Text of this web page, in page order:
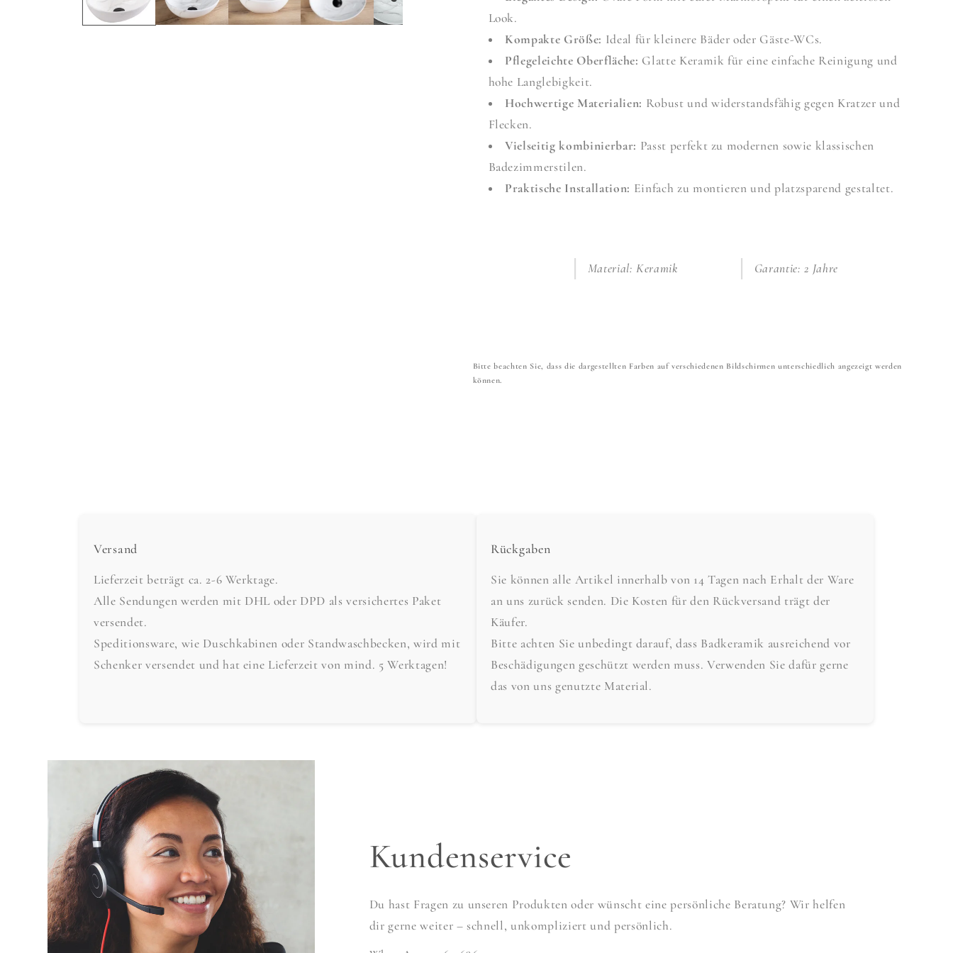
Look.
Kompakte Größe: Ideal für kleinere Bäder oder Gäste-WCs.
Pflegeleichte Oberfläche: Glatte Keramik für eine einfache Reinigung und
hohe Langlebigkeit.
Hochwertige Materialien: Robust und widerstandsfähig gegen Kratzer und
Flecken.
Vielseitig kombinierbar: Passt perfekt zu modernen sowie klassischen
Badezimmerstilen.
Praktische Installation: Einfach zu montieren und platzsparend gestaltet.
Material: Keramik Garantie: 2 Jahre
Bitte beachten Sie, dass die dargestellten Farben auf verschiedenen Bildschirmen unterschiedlich angezeigt werden
können.
Versand
Lieferzeit beträgt ca. 2-6 Werktage.
Alle Sendungen werden mit DHL oder DPD als versichertes Paket
versendet.
Speditionsware, wie Duschkabinen oder Standwaschbecken, wird mit
Schenker versendet und hat eine Lieferzeit von mind. 5 Werktagen!
Rückgaben
Sie können alle Artikel innerhalb von 14 Tagen nach Erhalt der Ware
an uns zurück senden. Die Kosten für den Rückversand trägt der
Käufer.
Bitte achten Sie unbedingt darauf, dass Badkeramik ausreichend vor
Beschädigungen geschützt werden muss. Verwenden Sie dafür gerne
das von uns genutzte Material.
Kundenservice
Du hast Fragen zu unseren Produkten oder wünscht eine persönliche Beratung? Wir helfen
dir gerne weiter – schnell, unkompliziert und persönlich.